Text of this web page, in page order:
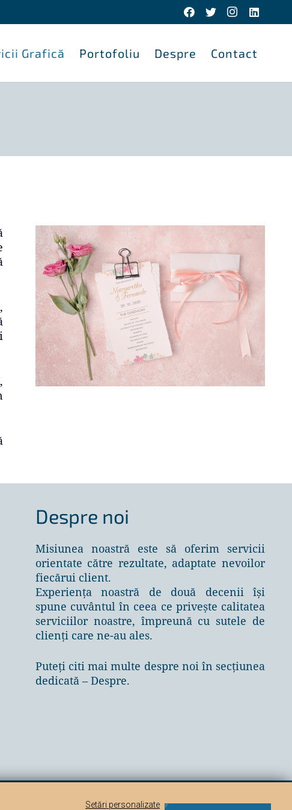
Grafică Portofoliu Despre Contact
,
Despre noi
Misiunea noastră este să oferim servicii
orientate către rezultate, adaptate nevoilor
fiecărui client.
Experiența noastră de două decenii își
spune cuvântul în ceea ce privește calitatea
serviciilor noastre, împreună cu sutele de
clienți care ne-au ales.
Puteți citi mai multe despre noi în secțiunea
dedicată – Despre.
intelectuală și se pedepsește conform legislației în
Setări personalizate